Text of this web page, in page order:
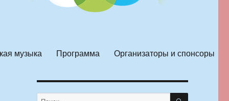
музыка Программа Организаторы и спонсоры
Искать: ПОИСК